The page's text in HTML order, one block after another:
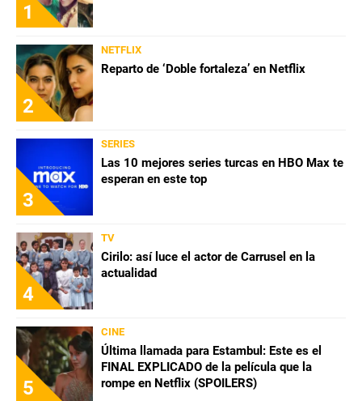
1
2
NETFLIX
Reparto de ‘Doble fortaleza’ en Netflix
3
SERIES
Las 10 mejores series turcas en HBO Max te
esperan en este top
4
TV
Cirilo: así luce el actor de Carrusel en la
actualidad
5
CINE
Última llamada para Estambul: Este es el
FINAL EXPLICADO de la película que la
rompe en Netflix (SPOILERS)